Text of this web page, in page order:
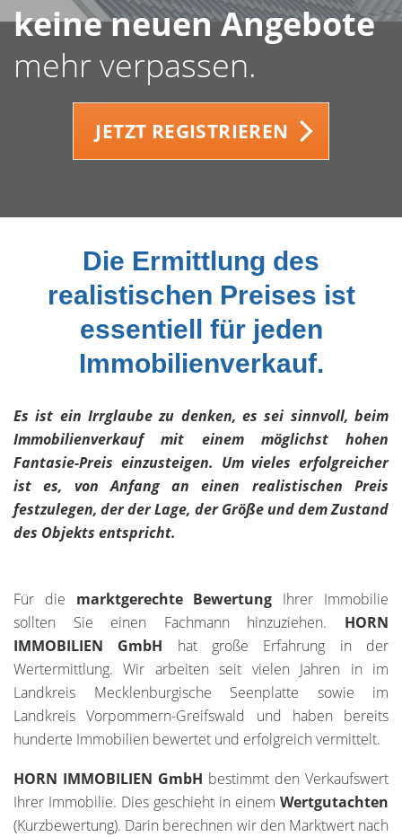
keine neuen Angebote
mehr verpassen.
JETZT REGISTRIEREN
Die Ermittlung des
realistischen Preises ist
essentiell für jeden
Immobilienverkauf.
Es ist ein Irrglaube zu denken, es sei sinnvoll, beim
Immobilienverkauf mit einem möglichst hohen
Fantasie-Preis einzusteigen. Um vieles erfolgreicher
ist es, von Anfang an einen realistischen Preis
festzulegen, der der Lage, der Größe und dem Zustand
des Objekts entspricht.
Für die marktgerechte Bewertung Ihrer Immobilie
sollten Sie einen Fachmann hinzuziehen. HORN
IMMOBILIEN GmbH hat große Erfahrung in der
Wertermittlung. Wir arbeiten seit vielen Jahren in im
Landkreis Mecklenburgische Seenplatte sowie im
Landkreis Vorpommern-Greifswald und haben bereits
hunderte Immobilien bewertet und erfolgreich vermittelt.
HORN IMMOBILIEN GmbH bestimmt den Verkaufswert
Ihrer Immobilie. Dies geschieht in einem Wertgutachten
(Kurzbewertung). Darin berechnen wir den Marktwert nach